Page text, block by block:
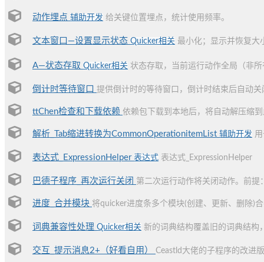
动作埋点 辅助开发 给关键位置埋点，统计使用频率。
文本窗口—设置显示状态 Quicker相关 最小化；显示并恢复大
A—状态存取 Quicker相关 状态存取，当前运行动作全局（非
倒计时等待窗口 提供倒计时的等待窗口，倒计时结束后自动
ttChen检查和下载依赖 依赖包下载到本地后，将自动解压缩
解析_Tab缩进转换为CommonOperationitemList 辅助开发
表达式_ExpressionHelper 表达式 表达式_ExpressionHelper
巴德子程序_再次运行关闭 第二次运行动作将关闭动作。前
进度_合并模块 将quicker进度条多个模块(创建、更新、删除)
词典兼容性处理 Quicker相关 新的词典结构覆盖旧的词典结构
交互_提示消息2+（好看自用） Ceastld大佬的子程序的改进